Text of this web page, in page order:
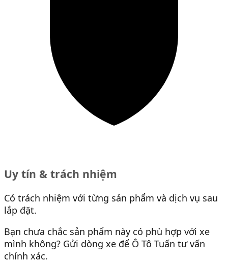
Uy tín & trách nhiệm
Có trách nhiệm với từng sản phẩm và dịch vụ sau
lắp đặt.
Bạn chưa chắc sản phẩm này có phù hợp với xe
mình không? Gửi dòng xe để Ô Tô Tuấn tư vấn
chính xác.